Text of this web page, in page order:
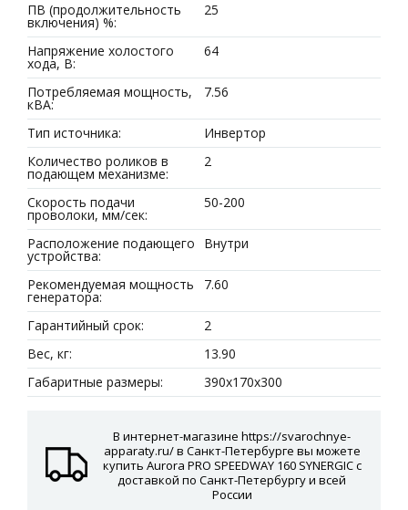
ПВ (продолжительность
включения) %:
25
Напряжение холостого
хода, В:
64
Потребляемая мощность,
кВА:
7.56
Тип источника:
Инвертор
Количество роликов в
подающем механизме:
2
Скорость подачи
проволоки, мм/сек:
50-200
Расположение подающего
устройства:
Внутри
Рекомендуемая мощность
генератора:
7.60
Гарантийный срок:
2
Вес, кг:
13.90
Габаритные размеры:
390х170х300
В интернет-магазине https://svarochnye-
apparaty.ru/ в Санкт-Петербурге вы можете
купить Aurora PRO SPEEDWAY 160 SYNERGIC с
доставкой по Санкт-Петербургу и всей
России